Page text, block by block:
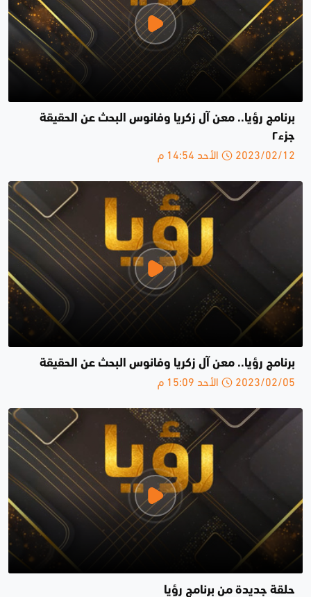
برنامج رؤيا.. معن آل زكريا وفانوس البحث عن الحقيقة
جزء٢
2023/02/12 الأحد 14:54 م
برنامج رؤيا.. معن آل زكريا وفانوس البحث عن الحقيقة
2023/02/05 الأحد 15:09 م
حلقة جديدة من برنامج رؤيا